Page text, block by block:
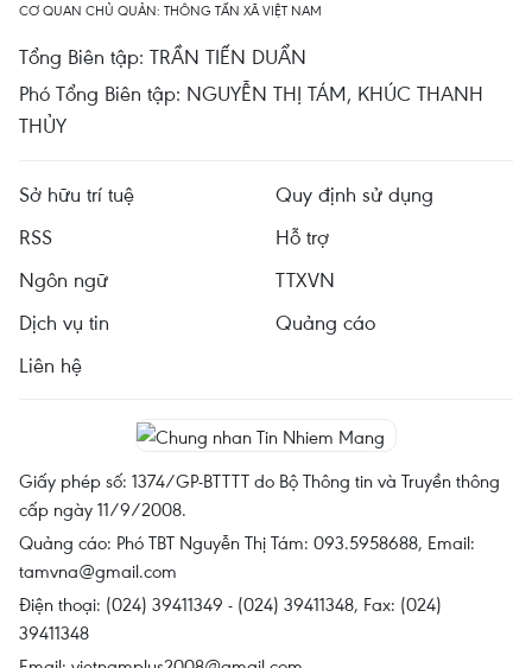
CƠ QUAN CHỦ QUẢN: THÔNG TẤN XÃ VIỆT NAM
Tổng Biên tập: TRẦN TIẾN DUẨN
Phó Tổng Biên tập: NGUYỄN THỊ TÁM, KHÚC THANH
THỦY
Sở hữu trí tuệ
Quy định sử dụng
RSS
Hỗ trợ
Ngôn ngữ
TTXVN
Dịch vụ tin
Quảng cáo
Liên hệ
Giấy phép số: 1374/GP-BTTTT do Bộ Thông tin và Truyền thông
cấp ngày 11/9/2008.
Quảng cáo: Phó TBT Nguyễn Thị Tám: 093.5958688, Email:
tamvna@gmail.com
Điện thoại: (024) 39411349 - (024) 39411348, Fax: (024)
39411348